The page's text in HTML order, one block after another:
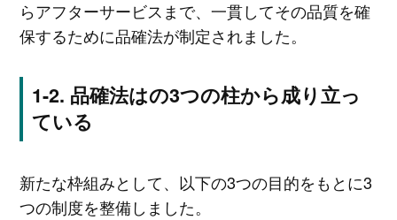
らアフターサービスまで、一貫してその品質を確
保するために品確法が制定されました。
品確法はの3つの柱から成り立っ
ている
新たな枠組みとして、以下の3つの目的をもとに3
つの制度を整備しました。